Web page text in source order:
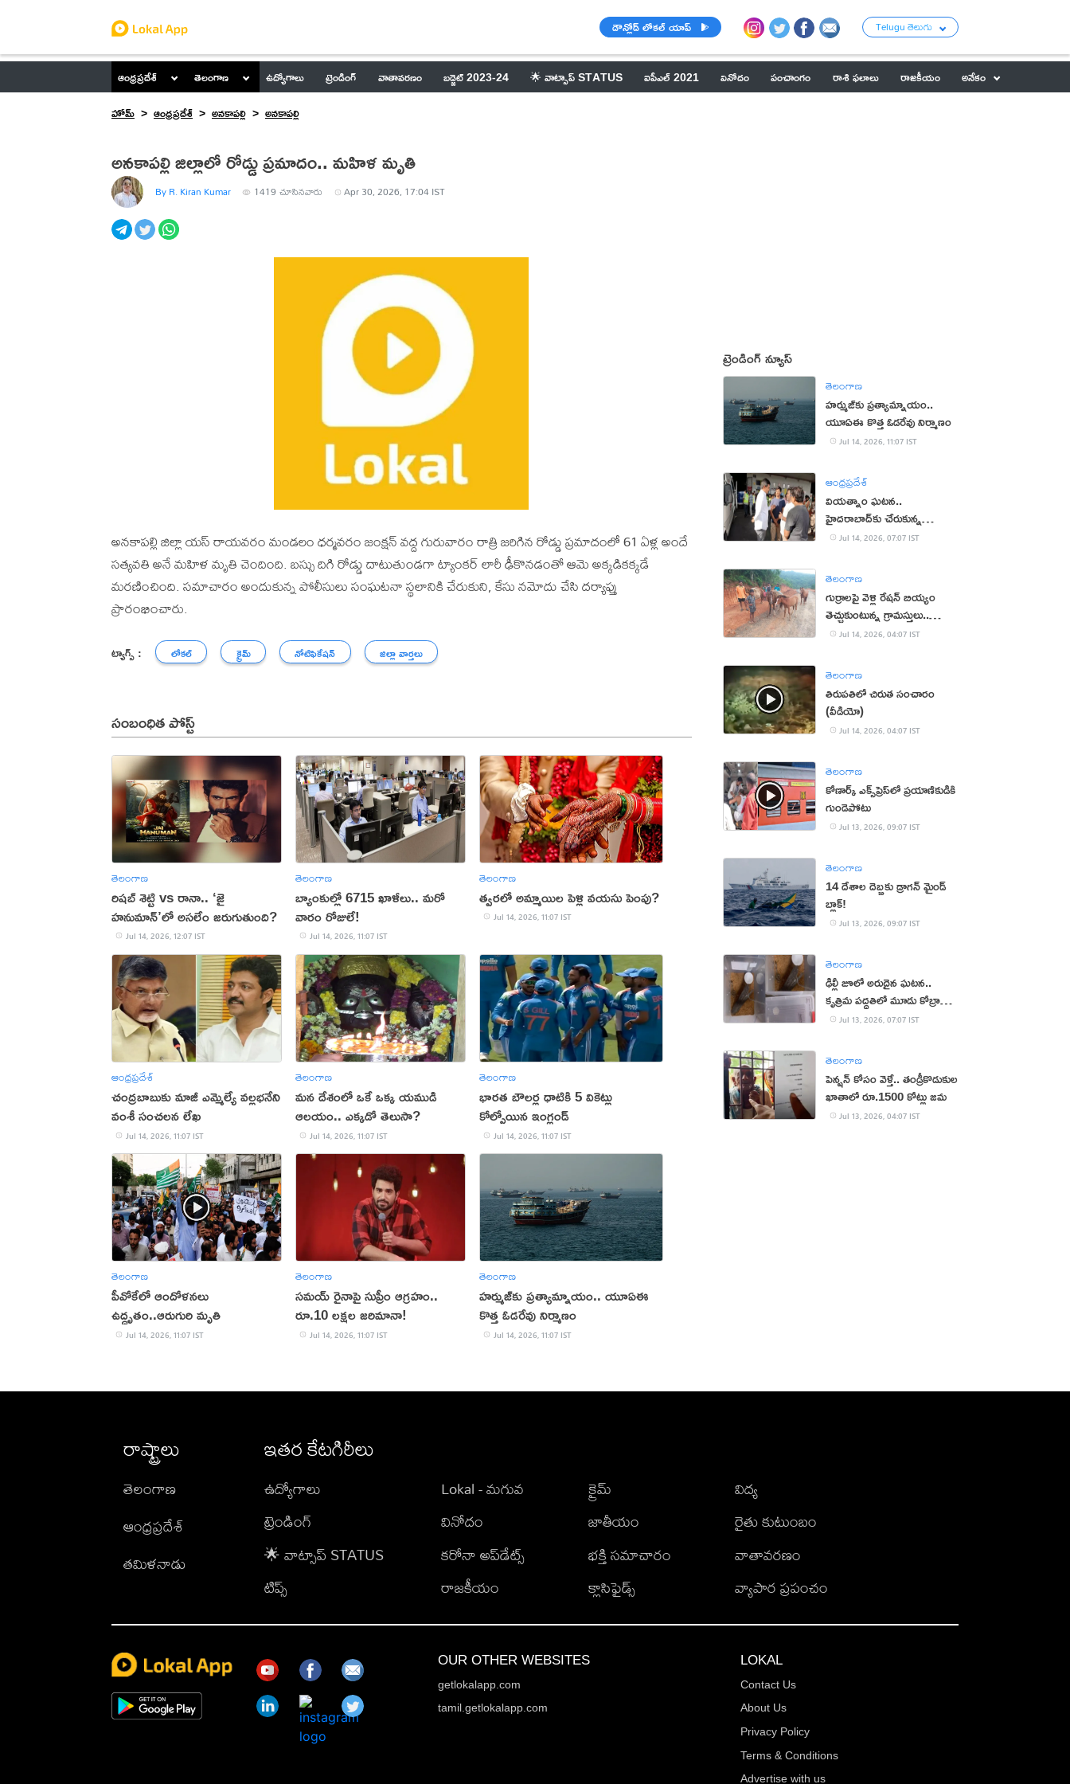
డౌన్లోడ్ లోకల్ యాప్ Telugu తెలుగు
ఆంధ్రప్రదేశ్ తెలంగాణ ఉద్యోగాలు ట్రెండింగ్ వాతావరణం బడ్జెట్ 2023-24 🌟 వాట్సాప్ STATUS ఐపీఎల్ 2021 వినోదం పంచాంగం రాశి ఫలాలు రాజకీయం
అనేకం
హోమ్
ఆంధ్రప్రదేశ్ అనకాపల్లి అనకాపల్లి
అనకాపల్లి జిల్లాలో రోడ్డు ప్రమాదం.. మహిళ మృతి
By R. Kiran Kumar 1419 చూసినవారు Apr 30, 2026, 17:04 IST
అనకాపల్లి జిల్లా యస్ రాయవరం మండలం ధర్మవరం జంక్షన్ వద్ద గురువారం రాత్రి జరిగిన రోడ్డు ప్రమాదంలో 61 ఏళ్ల అందే
సత్యవతి అనే మహిళ మృతి చెందింది. బస్సు దిగి రోడ్డు దాటుతుండగా ట్యాంకర్ లారీ ఢీకొనడంతో ఆమె అక్కడికక్కడే
మరణించింది. సమాచారం అందుకున్న పోలీసులు సంఘటనా స్థలానికి చేరుకుని, కేసు నమోదు చేసి దర్యాప్తు
ప్రారంభించారు.
ట్యాగ్స్ : లోకల్ క్రైమ్ నోటిఫికేషన్ జిల్లా వార్తలు
సంబంధిత పోస్ట్
తెలంగాణ
రిషబ్ శెట్టి vs రానా.. ‘జై
హనుమాన్’లో అసలేం జరుగుతుంది?
Jul 14, 2026, 12:07 IST
తెలంగాణ
బ్యాంకుల్లో 6715 ఖాళీలు.. మ‌రో
వారం రోజులే!
Jul 14, 2026, 11:07 IST
తెలంగాణ
త్వరలో అమ్మాయిల పెళ్లి వయసు పెంపు?
Jul 14, 2026, 11:07 IST
ఆంధ్రప్రదేశ్
చంద్రబాబుకు మాజీ ఎమ్మెల్యే వల్లభనేని
వంశీ సంచలన లేఖ
Jul 14, 2026, 11:07 IST
తెలంగాణ
మన దేశంలో ఒకే ఒక్క యముడి
ఆలయం.. ఎక్కడో తెలుసా?
Jul 14, 2026, 11:07 IST
తెలంగాణ
భారత బౌలర్ల ధాటికి 5 వికెట్లు
కోల్పోయిన ఇంగ్లండ్
Jul 14, 2026, 11:07 IST
తెలంగాణ
పీవోకేలో ఆందోళనలు
ఉద్ధృతం..ఆరుగురి మృతి
Jul 14, 2026, 11:07 IST
తెలంగాణ
సమయ్ రైనాపై సుప్రీం ఆగ్రహం..
రూ.10 లక్షల జరిమానా!
Jul 14, 2026, 11:07 IST
తెలంగాణ
హర్ముజ్‌కు ప్రత్యామ్నాయం.. యూఏఈ
కొత్త ఓడరేవు నిర్మాణం
Jul 14, 2026, 11:07 IST
ట్రెండింగ్ న్యూస్
తెలంగాణ
హర్ముజ్‌కు ప్రత్యామ్నాయం..
యూఏఈ కొత్త ఓడరేవు నిర్మాణం
Jul 14, 2026, 11:07 IST
ఆంధ్రప్రదేశ్
వియత్నాం ఘటన..
హైదరాబాద్‌కు చేరుకున్న
మృతదేహాలు
Jul 14, 2026, 07:07 IST
తెలంగాణ
గుర్రాలపై వెళ్లి రేషన్ బియ్యం
తెచ్చుకుంటున్న గ్రామస్తులు..
ఎందుకో తెలుసా?
Jul 14, 2026, 04:07 IST
తెలంగాణ
తిరుపతిలో చిరుత సంచారం
(వీడియో)
Jul 14, 2026, 04:07 IST
తెలంగాణ
కోణార్క్ ఎక్స్‌ప్రెస్‌లో ప్రయాణికుడికి
గుండెపోటు
Jul 13, 2026, 09:07 IST
తెలంగాణ
14 దేశాల దెబ్బకు డ్రాగన్ మైండ్
బ్లాక్!
Jul 13, 2026, 09:07 IST
తెలంగాణ
ఢిల్లీ జూలో అరుదైన ఘటన..
కృత్రిమ పద్ధతిలో మూడు కోబ్రా
పిల్లల జననం
Jul 13, 2026, 07:07 IST
తెలంగాణ
పెన్షన్‌ కోసం వెళ్తే.. తండ్రీకొడుకుల
ఖాతాలో రూ.1500 కోట్లు జమ
Jul 13, 2026, 04:07 IST
రాష్ట్రాలు
తెలంగాణ
ఆంధ్రప్రదేశ్
తమిళనాడు
ఇతర కేటగిరీలు
ఉద్యోగాలు
ట్రెండింగ్
🌟 వాట్సాప్ STATUS
టిప్స్
Lokal - మగువ
వినోదం
కరోనా అప్‌డేట్స్
రాజకీయం
క్రైమ్
జాతీయం
భక్తి సమాచారం
క్లాసిఫైడ్స్
విద్య
రైతు కుటుంబం
వాతావరణం
వ్యాపార ప్రపంచం
OUR OTHER WEBSITES
getlokalapp.com
tamil.getlokalapp.com
LOKAL
Contact Us
About Us
Privacy Policy
Terms & Conditions
Advertise with us